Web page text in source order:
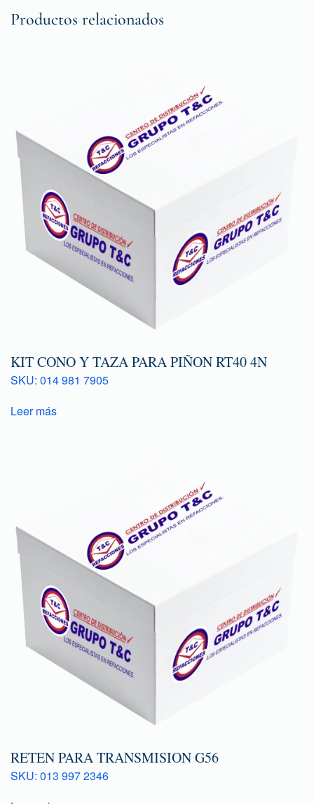
Productos relacionados
KIT CONO Y TAZA PARA PIÑON RT40 4N
SKU: 014 981 7905
Leer más
RETEN PARA TRANSMISION G56
SKU: 013 997 2346